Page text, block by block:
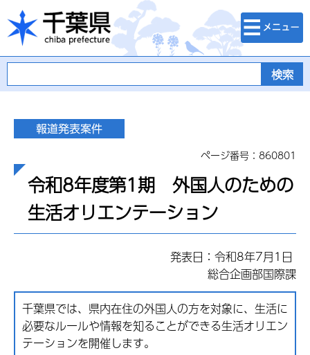
千葉県
検索・メニュ
ー
ページ番号：860801
令和8年度第1期 外国人のための
生活オリエンテーション
発表日：令和8年7月1日
総合企画部国際課
千葉県では、県内在住の外国人の方を対象に、生活に
必要なルールや情報を知ることができる生活オリエン
テーションを開催します。